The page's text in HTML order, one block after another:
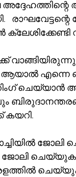
എന്നെ
ചെയ്യാൻ
കയറി.
ജോലി
ജോലി